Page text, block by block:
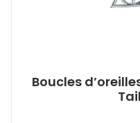
Boucles